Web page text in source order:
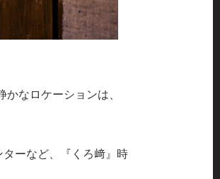
なロケーションは、
ーなど、『くろ﨑』時